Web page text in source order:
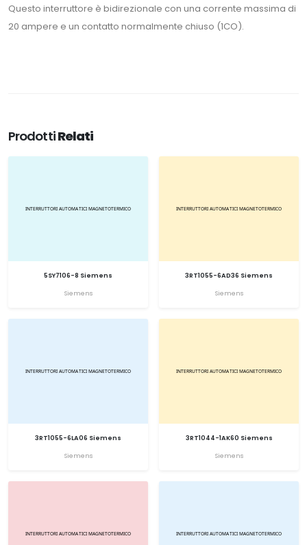
Questo interruttore è bidirezionale con una corrente massima di
20 ampere e un contatto normalmente chiuso (1CO).
ProdottiRelati
5SY7106-8 Siemens
Siemens
3RT1055-6AD36 Siemens
Siemens
3RT1055-6LA06 Siemens
Siemens
3RT1044-1AK60 Siemens
Siemens